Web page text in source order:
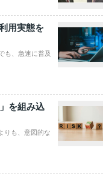
用実態を
も、急速に普及
を組み込
りも、意図的な